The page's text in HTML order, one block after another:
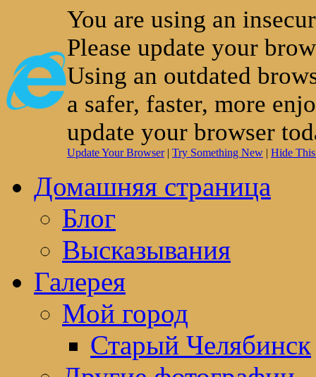
You are using an
Please update your
Using an outdated
a safer, faster, more
update your browser
Update Your Browser| Try Something New | Hide
Домашняя страница
Блог
Высказывания
Галерея
Мой город
Старый Челябинск